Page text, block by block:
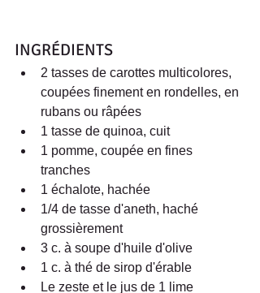
INGRÉDIENTS
2 tasses de carottes multicolores,
coupées finement en rondelles, en
rubans ou râpées
1 tasse de quinoa, cuit
1 pomme, coupée en fines
tranches
1 échalote, hachée
1/4 de tasse d'aneth, haché
grossièrement
3 c. à soupe d'huile d'olive
1 c. à thé de sirop d'érable
Le zeste et le jus de 1 lime